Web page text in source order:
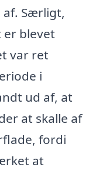
af. Særligt,
er blevet
var ret
i
ud af, at
at skalle af
fordi
at